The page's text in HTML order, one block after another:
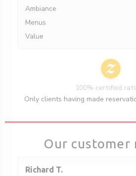
Our customer
Richard T
Ambiance
Menus
Value
100% certified
Only clients having made